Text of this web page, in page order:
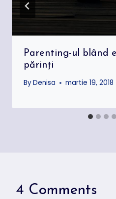
Parenting-ul blând
părinţi
ByDenisa martie 19, 2018
4 Comments